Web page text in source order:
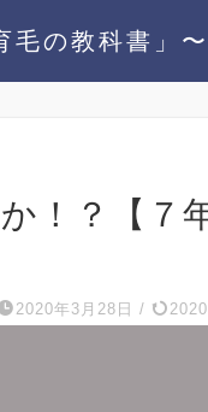
毛の教科書」
！？【７
2020年3月28日 / 2020